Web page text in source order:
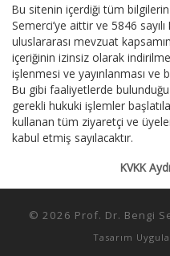
Bu sitenin içerdiği tüm
Semerci’ye aittir ve 5846
uluslararası mevzuat
içeriğinin izinsiz olarak
işlenmesi ve yayınlanması ve
Bu gibi faaliyetlerde
gerekli hukuki işlemler
kullanan tüm ziyaretçi ve
kabul etmiş sayılacaktır.
KVKK
© 2026 Prof. Dr. Bengi
Tasarım